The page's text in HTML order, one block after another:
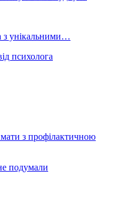
з унікальними…
психолога
з профілактичною
подумали